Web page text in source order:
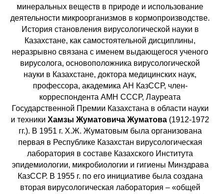
минеральных веществ в природе и использование
деятельности микроорганизмов в кормопроизводстве.
История становления вирусологической науки в
Казахстане, как самостоятельной дисциплины,
неразрывно связана с именем выдающегося ученого
вирусолога, основоположника вирусологической
науки в Казахстане, доктора медицинских наук,
профессора, академика АН КазССР, член-
корреспондента АМН СССР, Лауреата
Государственной Премии Казахстана в области науки
и техники Хамзы Жуматовича Жуматова (1912-1972
гг.). В 1951 г. Х.Ж. Жуматовым была организована
первая в Республике Казахстан вирусологическая
лаборатория в составе Казахского Института
эпидемиологии, микробиологии и гигиены Минздрава
КазССР. В 1955 г. по его инициативе была создана
вторая вирусологическая лаборатория – «общей